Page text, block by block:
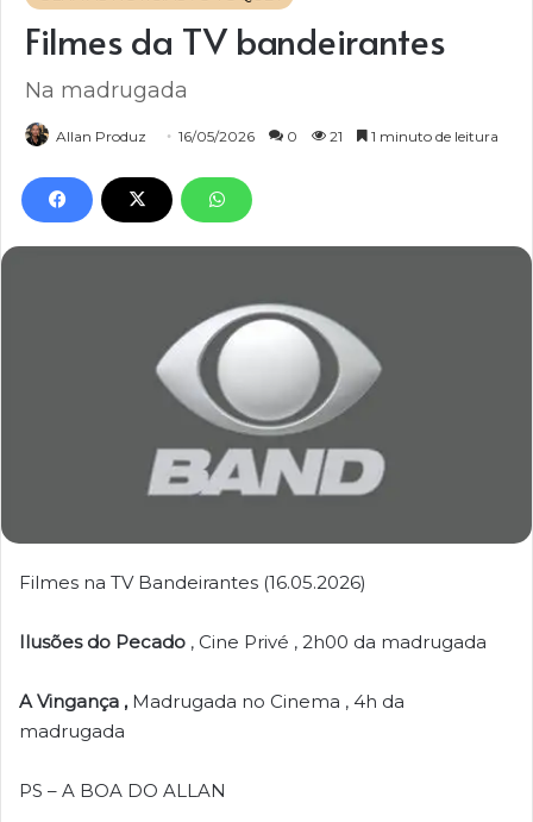
Filmes da TV bandeirantes
Na madrugada
Allan Produz 16/05/2026 0 21 1 minuto de leitura
Filmes na TV Bandeirantes (16.05.2026)
Ilusões do Pecado , Cine Privé , 2h00 da madrugada
A Vingança , Madrugada no Cinema , 4h da
madrugada
PS – A BOA DO ALLAN